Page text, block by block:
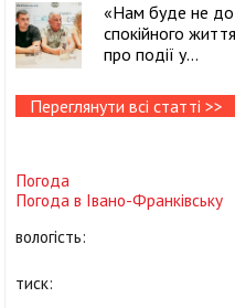
«Нам буде не до
спокійного
про події у...
Переглянути всі статті >>
Погода
Погода в Івано-Франківську
вологість:
тиск: